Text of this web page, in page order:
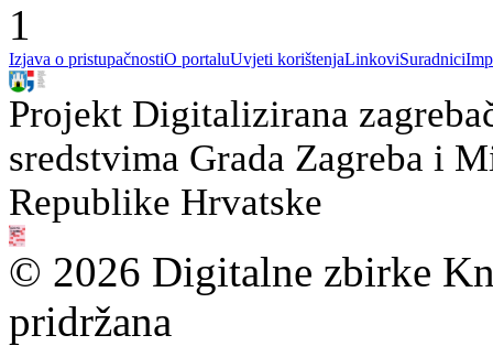
1
Izjava o pristupačnostiO portaluUvjeti korištenjaLinkoviSuradnici
Projekt Digitalizirana
sredstvima Grada Zagreba i
Republike Hrvatske
© 2026 Digitalne zbirke
pridržana